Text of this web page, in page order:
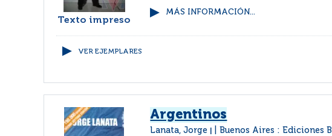
Texto impreso
MÁS INFORMACIÓN...
VER EJEMPLARES
Argentinos
Lanata, Jorge Buenos Aires : Ediciones B